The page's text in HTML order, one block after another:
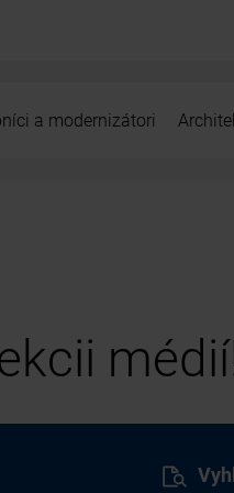
a modernizátori